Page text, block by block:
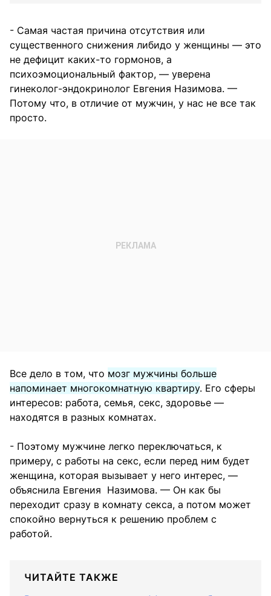
- Самая частая причина отсутствия или
существенного снижения либидо у женщины — это
не дефицит каких-то гормонов, а
психоэмоциональный фактор, — уверена
гинеколог-эндокринолог Евгения Назимова. —
Потому что, в отличие от мужчин, у нас не все так
просто.
Все дело в том, что мозг мужчины больше
напоминает многокомнатную квартиру. Его сферы
интересов: работа, семья, секс, здоровье —
находятся в разных комнатах.
- Поэтому мужчине легко переключаться, к
примеру, с работы на секс, если перед ним будет
женщина, которая вызывает у него интерес, —
объяснила Евгения Назимова. — Он как бы
переходит сразу в комнату секса, а потом может
спокойно вернуться к решению проблем с
работой.
ЧИТАЙТЕ ТАКЖЕ